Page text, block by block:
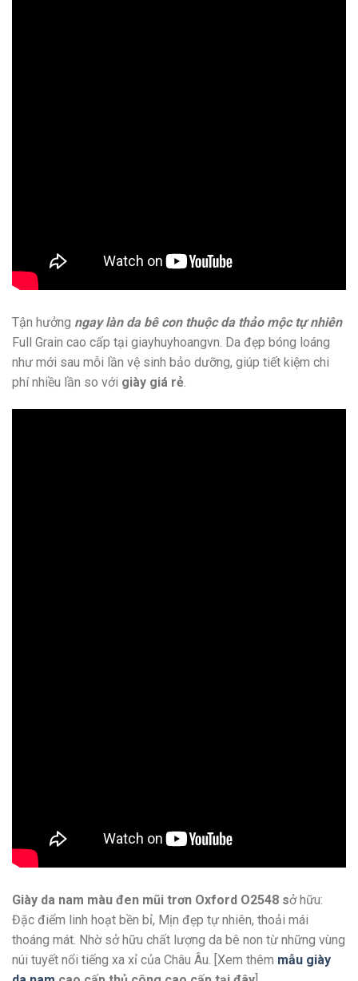
Tận hưởng ngay làn da bê con thuộc da thảo mộc tự nhiên
Full Grain cao cấp tại giayhuyhoangvn. Da đẹp bóng loáng
như mới sau mỗi lần vệ sinh bảo dưỡng, giúp tiết kiệm chi
phí nhiều lần so với giày giá rẻ.
Giày da nam màu đen mũi trơn Oxford O2548 sở hữu:
Đặc điểm linh hoạt bền bỉ, Mịn đẹp tự nhiên, thoải mái
thoáng mát. Nhờ sở hữu chất lượng da bê non từ những vùng
núi tuyết nổi tiếng xa xỉ của Châu Âu. [Xem thêm mẫu giày